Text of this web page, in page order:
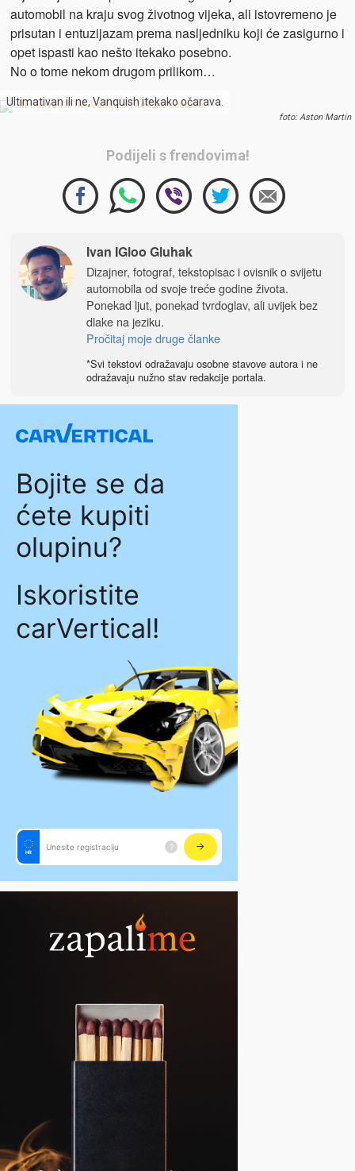
automobil na kraju svog životnog vijeka, ali istovremeno je
prisutan i entuzijazam prema nasljedniku koji će zasigurno i
opet ispasti kao nešto itekako posebno.
No o tome nekom drugom prilikom…
Ultimativan ili ne, Vanquish itekako očarava.
foto: Aston Martin
Podijeli s frendovima!
Ivan IGloo Gluhak
Dizajner, fotograf, tekstopisac i ovisnik o svijetu
automobila od svoje treće godine života.
Ponekad ljut, ponekad tvrdoglav, ali uvijek bez
dlake na jeziku.
Pročitaj moje druge članke
*Svi tekstovi odražavaju osobne stavove autora i ne
odražavaju nužno stav redakcije portala.